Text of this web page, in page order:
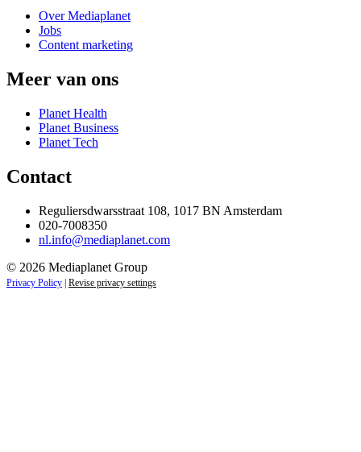
Over Mediaplanet
Jobs
Content marketing
Meer van ons
Planet Health
Planet Business
Planet Tech
Contact
Reguliersdwarsstraat 108, 1017 BN Amsterdam
020-7008350
nl.info@mediaplanet.com
© 2026 Mediaplanet Group
Privacy Policy | Revise privacy settings